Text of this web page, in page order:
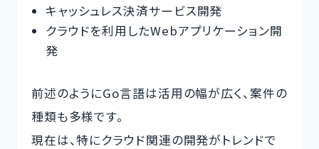
キャッシュレス決済サービス開発
クラウドを利用したWebアプリケーション開
発
前述のようにGo言語は活用の幅が広く、案件の
種類も多様です。
現在は、特にクラウド関連の開発がトレンドで